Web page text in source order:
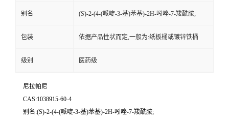
别名 (S)-2-(4-(哌啶-3-基)苯基)-2H-吲唑-7-羧酰胺;
包装 依据产品性状而定,一般为:纸板桶或镀锌铁桶
级别 医药级
尼拉帕尼
CAS:1038915-60-4
别名:(S)-2-(4-(哌啶-3-基)苯基)-2H-吲唑-7-羧酰胺;